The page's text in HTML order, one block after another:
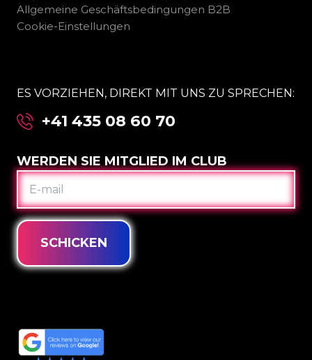
Allgemeine Geschäftsbedingungen B2B
Cookie-Einstellungen
ES VORZIEHEN, DIREKT MIT UNS ZU SPRECHEN:
+41 435 08 60 70
WERDEN SIE MITGLIED IM CLUB
E-
MAIL
SCHICKEN